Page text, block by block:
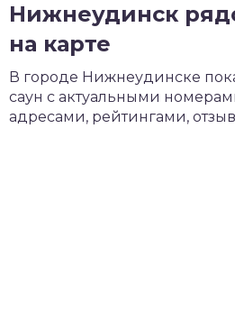
Нижнеудинск
на карте
В городе Нижнеудинске
саун с актуальными
адресами, рейтингами,